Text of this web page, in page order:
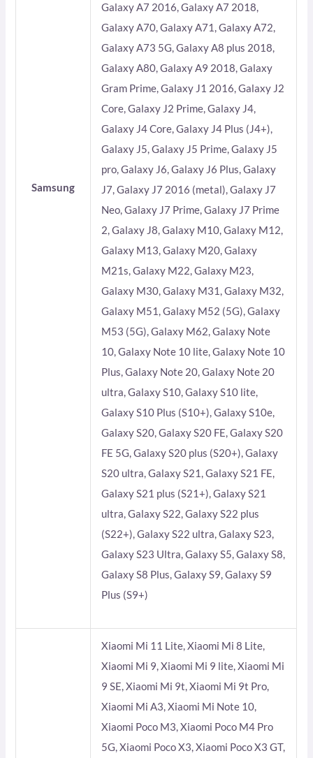
Samsung
Galaxy A7 2016, Galaxy A7 2018,
Galaxy A70, Galaxy A71, Galaxy A72,
Galaxy A73 5G, Galaxy A8 plus 2018,
Galaxy A80, Galaxy A9 2018, Galaxy
Gram Prime, Galaxy J1 2016, Galaxy J2
Core, Galaxy J2 Prime, Galaxy J4,
Galaxy J4 Core, Galaxy J4 Plus (J4+),
Galaxy J5, Galaxy J5 Prime, Galaxy J5
pro, Galaxy J6, Galaxy J6 Plus, Galaxy
J7, Galaxy J7 2016 (metal), Galaxy J7
Neo, Galaxy J7 Prime, Galaxy J7 Prime
2, Galaxy J8, Galaxy M10, Galaxy M12,
Galaxy M13, Galaxy M20, Galaxy
M21s, Galaxy M22, Galaxy M23,
Galaxy M30, Galaxy M31, Galaxy M32,
Galaxy M51, Galaxy M52 (5G), Galaxy
M53 (5G), Galaxy M62, Galaxy Note
10, Galaxy Note 10 lite, Galaxy Note 10
Plus, Galaxy Note 20, Galaxy Note 20
ultra, Galaxy S10, Galaxy S10 lite,
Galaxy S10 Plus (S10+), Galaxy S10e,
Galaxy S20, Galaxy S20 FE, Galaxy S20
FE 5G, Galaxy S20 plus (S20+), Galaxy
S20 ultra, Galaxy S21, Galaxy S21 FE,
Galaxy S21 plus (S21+), Galaxy S21
ultra, Galaxy S22, Galaxy S22 plus
(S22+), Galaxy S22 ultra, Galaxy S23,
Galaxy S23 Ultra, Galaxy S5, Galaxy S8,
Galaxy S8 Plus, Galaxy S9, Galaxy S9
Plus (S9+)
Xiaomi Mi 11 Lite, Xiaomi Mi 8 Lite,
Xiaomi Mi 9, Xiaomi Mi 9 lite, Xiaomi Mi
9 SE, Xiaomi Mi 9t, Xiaomi Mi 9t Pro,
Xiaomi Mi A3, Xiaomi Mi Note 10,
Xiaomi Poco M3, Xiaomi Poco M4 Pro
5G, Xiaomi Poco X3, Xiaomi Poco X3 GT,